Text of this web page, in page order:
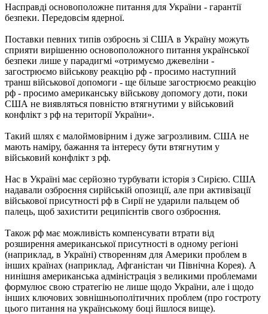
Насправді основоположне питання для України - гарантії
безпеки. Передовсім ядерної.
Поставки певних типів озброєнь зі США в Україну можуть
сприяти вирішенню основоположного питання української
безпеки лише у парадигмі «отримуємо джевеліни -
загострюємо військову реакцію рф - просимо наступний
транш військової допомоги - ще більше загострюємо реакцію
рф - просимо американську військову допомогу доти, поки
США не виявляться повністю втягнутими у військовий
конфлікт з рф на території України».
Такий шлях є малоймовірним і дуже загрозливим. США не
мають наміру, бажання та інтересу бути втягнутим у
військовий конфлікт з рф.
Нас в Україні має серйозно турбувати історія з Сирією. США
надавали озброєння сирійській опозиції, але при активізації
військової присутності рф в Сирії не ударили пальцем об
палець, щоб захистити реципієнтів свого озброєння.
Також рф має можливість компенсувати втрати від
розширення американської присутності в одному регіоні
(наприклад, в Україні) створенням для Америки проблем в
інших країнах (наприклад, Афганістан чи Північна Корея). А
нинішня американська адміністрація з великими проблемами
формулює свою стратегію не лише щодо України, але і щодо
інших ключових зовнішньополітичних проблем (про гостроту
цього питання на українському боці йшлося вище).